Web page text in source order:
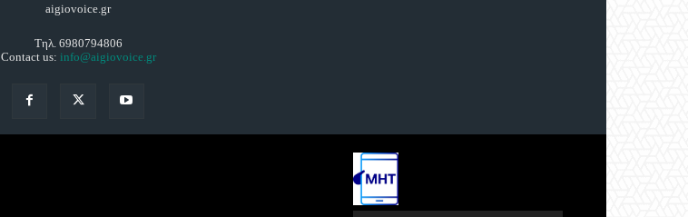
aigiovoice.gr
Τηλ. 6980794806
Contact us: info@aigiovoice.gr